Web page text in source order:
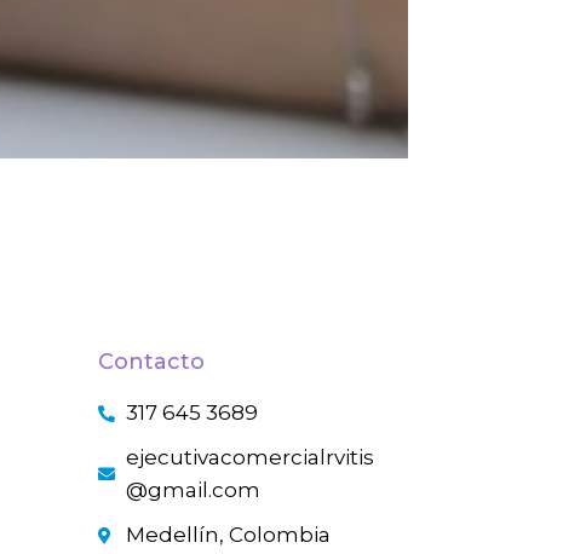
Contacto
317 645 3689
ejecutivacomercialrvitis
@gmail.com
Medellín, Colombia